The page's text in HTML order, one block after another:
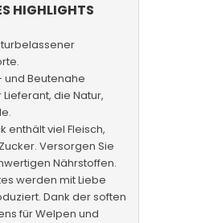
HIGHLIGHTS
und Beutenahe
die Natur,
enthält viel Fleisch,
Versorgen Sie
Nährstoffen.
werden mit Liebe
Dank der soften
für Welpen und